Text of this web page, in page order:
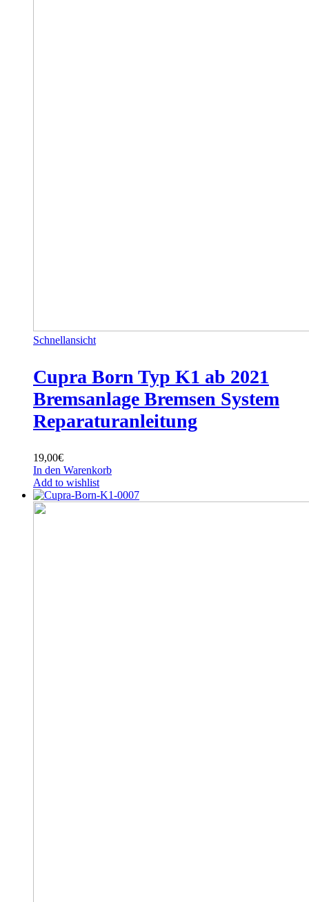
Schnellansicht
Cupra Born Typ K1 ab 2021
Bremsanlage Bremsen System
Reparaturanleitung
19,00€
In den Warenkorb
Add to wishlist